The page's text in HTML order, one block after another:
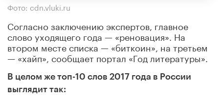
Фото: cdn.vluki.ru
Согласно заключению экспертов, главное
слово уходящего года — «реновация». На
втором месте списка — «биткоин», на третьем
— «хайп», сообщает портал «Год литературы».
В целом же топ-10 слов 2017 года в России
выглядит так: